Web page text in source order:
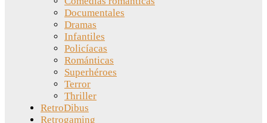
Documentales
Dramas
Infantiles
Policíacas
Románticas
Superhéroes
Terror
Thriller
RetroDibus
Retrogaming